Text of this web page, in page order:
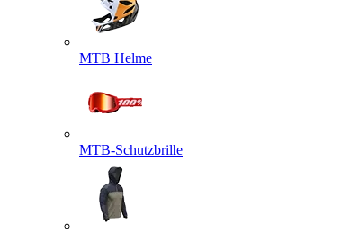
MTB Helme
MTB-Schutzbrille